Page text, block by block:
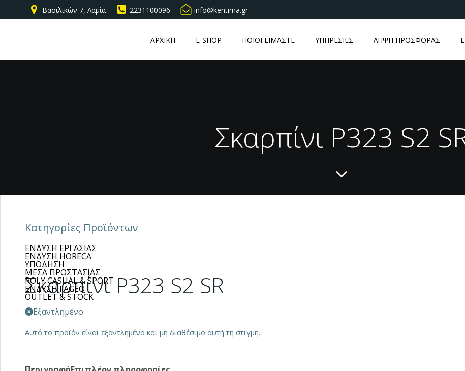
to
Βασιλικών 7, Λαμία 2231100096 info@kentima.gr
ΑΡΧΙΚΗ E-SHOP ΠΟΙΟΙ ΕΙΜΑΣΤΕ ΥΠΗΡΕΣΙΕΣ ΛΗΨΗ ΠΡΟΣΦΟΡΑΣ
Σκαρπίνι P323 S2
Κατηγορίες Προϊόντων
ΕΝΔΥΣΗ ΕΡΓΑΣΙΑΣ
ΕΝΔΥΣΗ HORECA
ΥΠΟΔΗΣΗ
ΜΕΣΑ ΠΡΟΣΤΑΣΙΑΣ
ROLY CASUAL & SPORT
ΕΝΔΥΣΗ FAGEO
OUTLET & STOCK
Σκαρπίνι P323 S2 SR
Εξαντλημένο
Αυτό το προϊόν είναι εξαντλημένο και μη διαθέσιμο αυτή τη στιγμή.